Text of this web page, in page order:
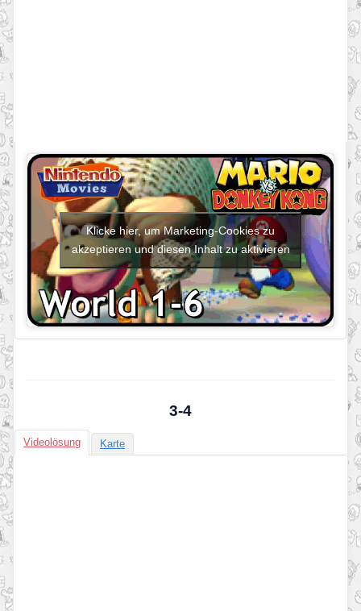
Klicke hier, um Marketing-Cookies zu
akzeptieren und diesen Inhalt zu aktivieren
3-4
Videolösung Karte